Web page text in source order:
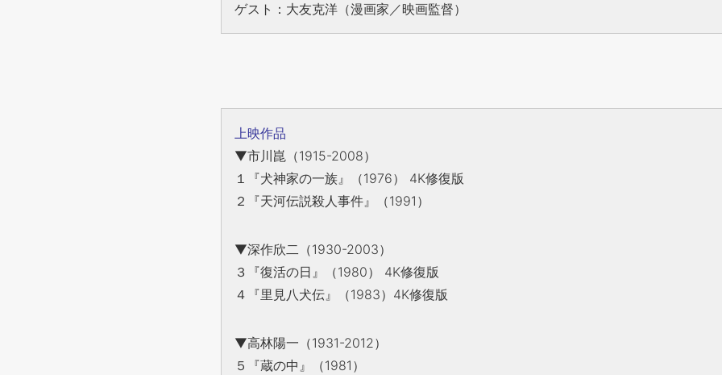
ゲスト：大友克洋（漫画家／映画監督）
上映作品
▼市川崑（1915-2008）
１『犬神家の一族』（1976） 4K修復版
２『天河伝説殺人事件』（1991）
▼深作欣二（1930-2003）
３『復活の日』（1980） 4K修復版
４『里見八犬伝』（1983）4K修復版
▼高林陽一（1931-2012）
５『蔵の中』（1981）